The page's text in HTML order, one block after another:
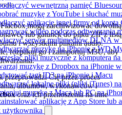
wewnętrzną pamięć
muzykę z YouTube i słuchać
aplikację innej firmy od konta
wideo podczas odtwarzania
serwer multimediów DLNA
muzykę na iPhonie z WD
pliki muzyczne z komputera
muzykę z Dropbox na iPhonie
tagi ID3 na iPhonie i Macu
lokalne pliki (pliki iTunes)
muzykę z Maca lub PC na
aplikację z App Store
użytkownika
mogą zarchiwizować dowolną
lub gatunek do pliku ZIP z listą
i wszystkimi plikami audio.
rozpakuj go i zaimportuj M3U, aby
Cię przez proces
albumów, wykonawców i
oraz ich przenoszenia na inne